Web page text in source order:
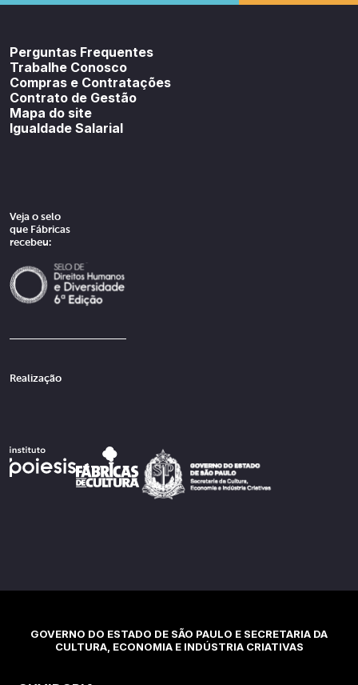
Perguntas Frequentes
Trabalhe Conosco
Compras e Contratações
Contrato de Gestão
Mapa do site
Igualdade Salarial
Veja o selo
que Fábricas
recebeu:
Realização
GOVERNO DO ESTADO DE SÃO PAULO E SECRETARIA DA
CULTURA, ECONOMIA E INDÚSTRIA CRIATIVAS